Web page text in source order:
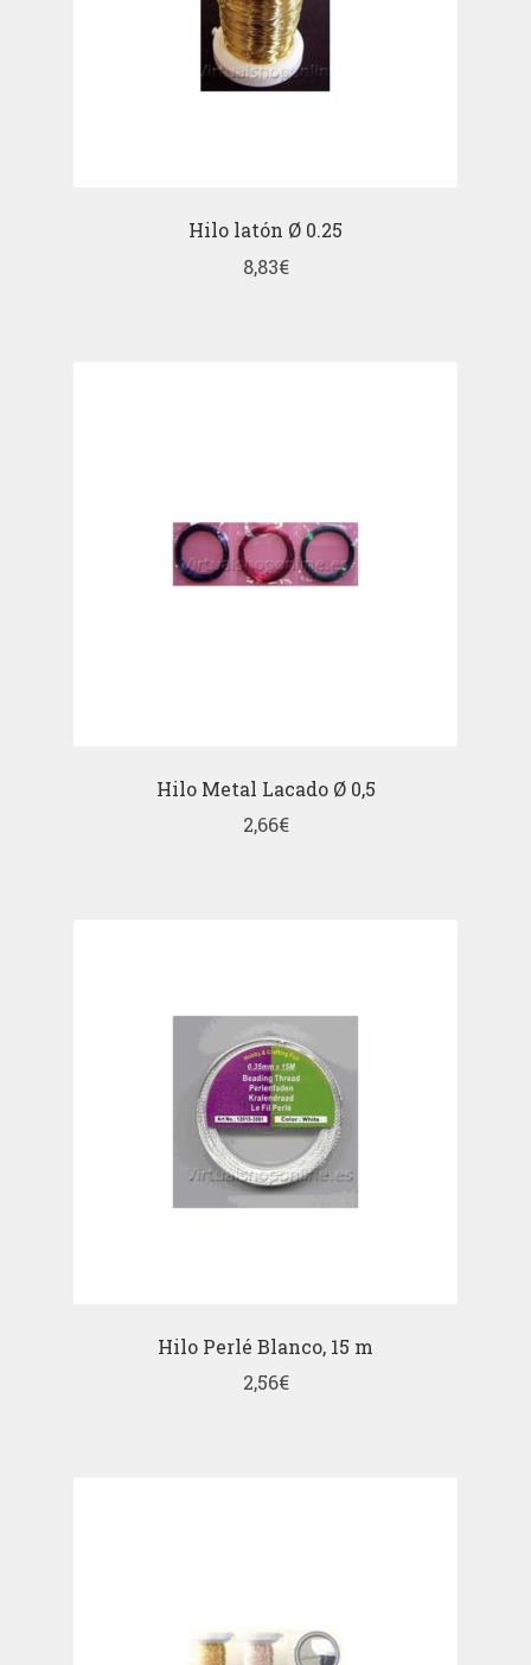
Hilo latón Ø 0.25
8,83€
Hilo Metal Lacado Ø 0,5
2,66€
Hilo Perlé Blanco, 15 m
2,56€